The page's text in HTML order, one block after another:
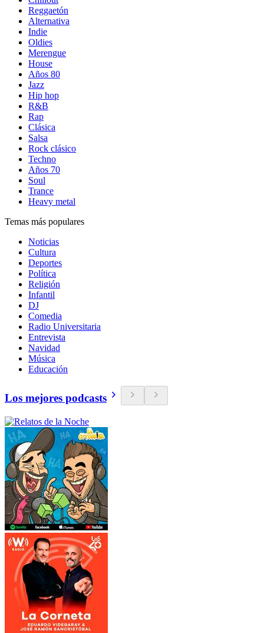
Reggaetón
Alternativa
Indie
Oldies
Merengue
House
Años 80
Jazz
Hip hop
R&B
Rap
Clásica
Salsa
Rock clásico
Techno
Años 70
Soul
Trance
Heavy metal
Temas más populares
Noticias
Cultura
Deportes
Política
Religión
Infantil
DJ
Comedia
Radio Universitaria
Entrevista
Navidad
Música
Educación
Los mejores podcasts